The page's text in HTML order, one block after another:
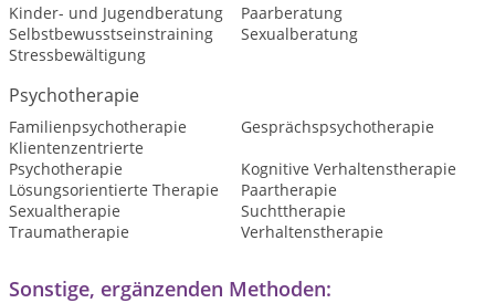
Kinder- und Jugendberatung
Paarberatung
Selbstbewusstseinstraining
Sexualberatung
Stressbewältigung
Psychotherapie
Familienpsychotherapie
Gesprächspsychotherapie
Klientenzentrierte
Psychotherapie
Kognitive Verhaltenstherapie
Lösungsorientierte Therapie
Paartherapie
Sexualtherapie
Suchttherapie
Traumatherapie
Verhaltenstherapie
Sonstige, ergänzenden Methoden: